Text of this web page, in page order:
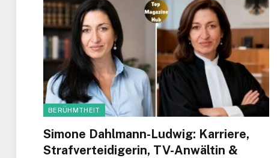
BERÜHMTHEIT
Simone Dahlmann-Ludwig: Karriere,
Strafverteidigerin, TV-Anwältin &